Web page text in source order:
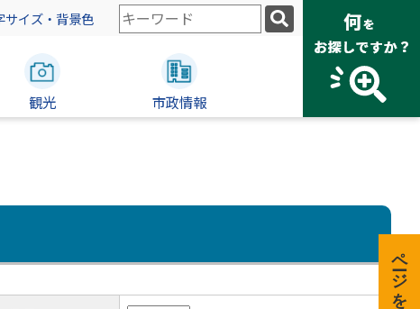
サイズ・背景色
検
索
ー
観光 市政情報
ページを保存